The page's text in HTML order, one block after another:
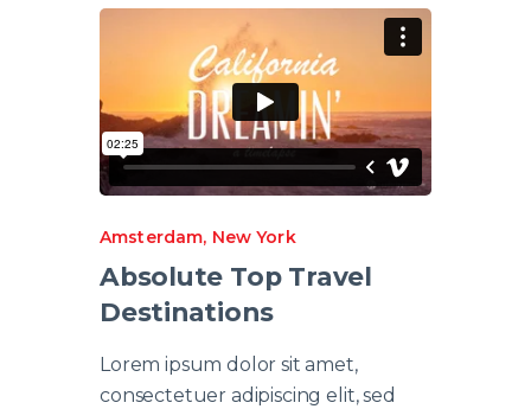
Amsterdam, New York
Absolute Top Travel
Destinations
Lorem ipsum dolor sit amet,
consectetuer adipiscing elit, sed